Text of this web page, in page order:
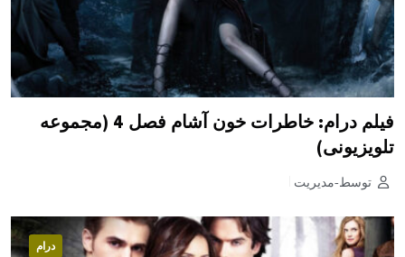
فیلم درام: خاطرات خون آشام فصل 4 (مجموعه
تلویزیونی)
توسط-مدیریت
درام